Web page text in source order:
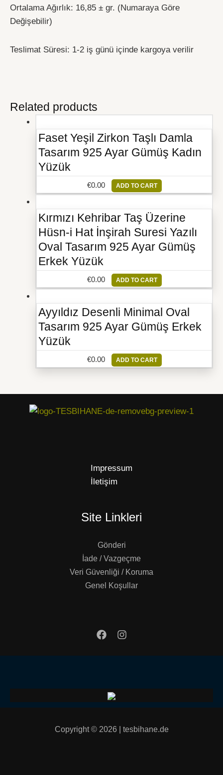
Ortalama Ağırlık: 16,85 ± gr. (Numaraya Göre
Değişebilir)
Teslimat Süresi: 1-2 iş günü içinde kargoya verilir
Related products
Faset Yeşil Zirkon Taşlı Damla
Tasarım 925 Ayar Gümüş Kadın
Yüzük
€0.00 ADD TO CART
Kırmızı Kehribar Taş Üzerine
Hüsn-i Hat İnşirah Suresi Yazılı
Oval Tasarım 925 Ayar Gümüş
Erkek Yüzük
€0.00 ADD TO CART
Ayyıldız Desenli Minimal Oval
Tasarım 925 Ayar Gümüş Erkek
Yüzük
€0.00 ADD TO CART
Impressum
İletişim
Site Linkleri
Gönderi
İade / Vazgeçme
Veri Güvenliği / Koruma
Genel Koşullar
Copyright © 2026 | tesbihane.de